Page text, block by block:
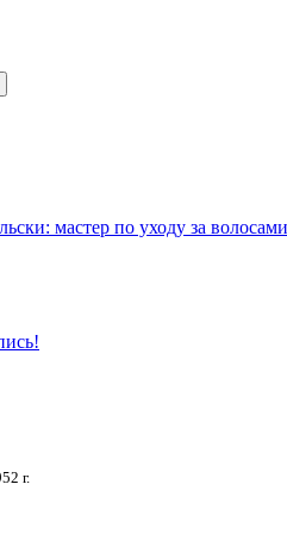
мастер по уходу за
г.